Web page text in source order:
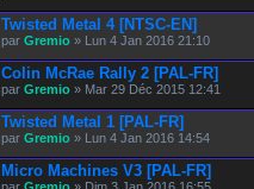
Twisted Metal 4 [NTSC-EN]
par Gremio» Lun 4 Jan 2016 21:10
Colin McRae Rally 2 [PAL-FR]
par Gremio» Mar 29 Déc 2015 12:41
Twisted Metal 1 [PAL-FR]
par Gremio» Lun 4 Jan 2016 14:54
Micro Machines V3 [PAL-FR]
par Gremio» Dim 3 Jan 2016 16:55